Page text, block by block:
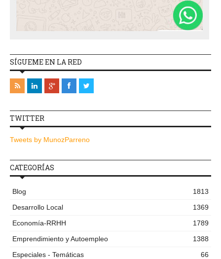
SÍGUEME EN LA RED
TWITTER
Tweets by MunozParreno
CATEGORÍAS
Blog
1813
Desarrollo Local
1369
Economía-RRHH
1789
Emprendimiento y Autoempleo
1388
Especiales - Temáticas
66